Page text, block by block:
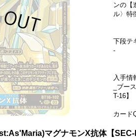
ンの【
ル〉特
下段テ
-
入手情
_ブー
T-16】
カード
マグナモンX抗体【SEC-